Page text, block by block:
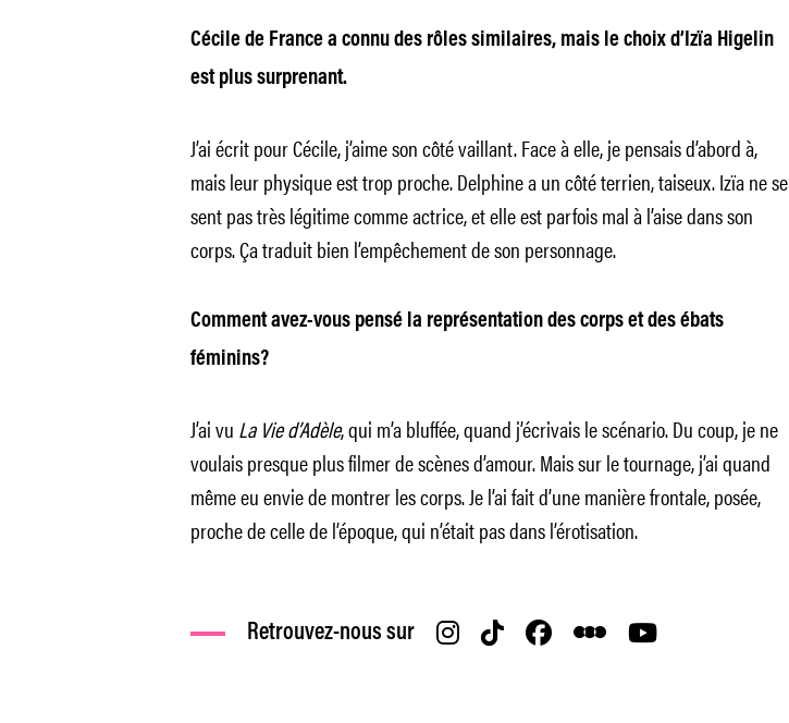
Cécile de France a connu des rôles similaires, mais le choix d’Izïa Higelin
est plus surprenant.
J’ai écrit pour Cécile, j’aime son côté vaillant. Face à elle, je pensais d’abord à,
mais leur physique est trop proche. Delphine a un côté terrien, taiseux. Izïa ne se
sent pas très légitime comme actrice, et elle est parfois mal à l’aise dans son
corps. Ça traduit bien l’empêchement de son personnage.
Comment avez-vous pensé la représentation des corps et des ébats
féminins?
J’ai vu La Vie d’Adèle, qui m’a bluffée, quand j’écrivais le scénario. Du coup, je ne
voulais presque plus filmer de scènes d’amour. Mais sur le tournage, j’ai quand
même eu envie de montrer les corps. Je l’ai fait d’une manière frontale, posée,
proche de celle de l’époque, qui n’était pas dans l’érotisation.
Retrouvez-nous sur